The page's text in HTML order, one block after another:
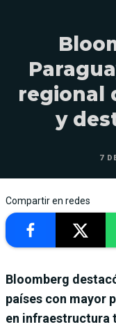
regional
y
7
Compartir en redes
Bloomberg
países con mayor
en infraestructura